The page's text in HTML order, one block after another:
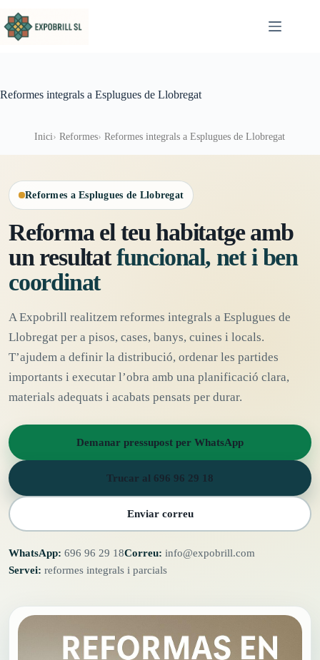
Reformes integrals a Esplugues de Llobregat
Inici Reformes Reformes integrals a Esplugues de Llobregat
Reformes a Esplugues de Llobregat
Reforma el teu habitatge amb
un resultatfuncional, net i ben
coordinat
A Expobrill realitzem reformes integrals a Esplugues de
Llobregat per a pisos, cases, banys, cuines i locals.
T’ajudem a definir la distribució, ordenar les partides
importants i executar l’obra amb una planificació clara,
materials adequats i acabats pensats per durar.
Demanar pressupost per WhatsApp
Trucar al 696 96 29 18
Enviar correu
WhatsApp: 696 96 29 18Correu: info@expobrill.com
Servei: reformes integrals i parcials